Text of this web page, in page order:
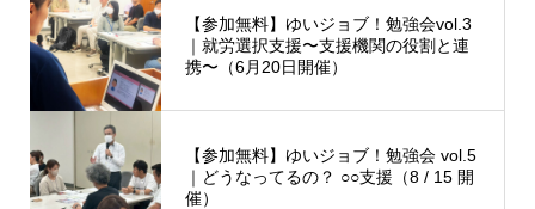
【参加無料】ゆいジョブ！勉強会vol.3
｜就労選択支援〜支援機関の役割と連
携〜（6月20日開催）
【参加無料】ゆいジョブ！勉強会 vol.5
｜どうなってるの？ ○○支援（8 / 15 開
催）